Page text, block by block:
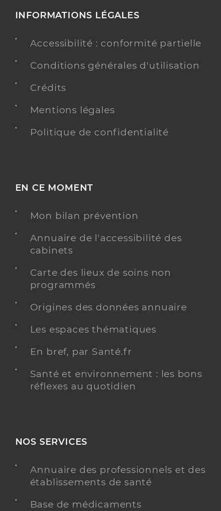
INFORMATIONS LÉGALES
Accessibilité : conformité partielle
Conditions générales d'utilisation
Crédits
Mentions légales
Politique de confidentialité
EN CE MOMENT
Mon bilan prévention
Annuaire de l'accessibilité des
cabinets
Carte des lieux de soins non
programmés
Origines des données annuaire
Les espaces thématiques
En bref, par Santé.fr
Santé et environnement : les bons
réflexes au quotidien
NOS SERVICES
Annuaire des professionnels et des
établissements de santé
Base de médicaments